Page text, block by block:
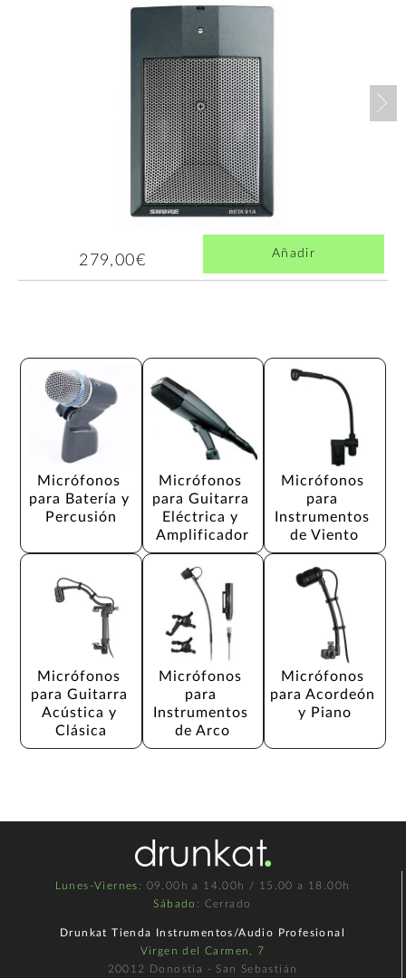
279,00€ Añadir
Micrófonos
para Batería y
Percusión
Micrófonos
para Guitarra
Eléctrica y
Amplificador
Micrófonos
para
Instrumentos
de Viento
Micrófonos
para Guitarra
Acústica y
Clásica
Micrófonos
para
Instrumentos
de Arco
Micrófonos
para Acordeón
y Piano
Lunes-Viernes : 09.00h a 14.00h / 15.00 a 18.00h
Sábado : Cerrado
Drunkat Tienda Instrumentos/Audio Profesional
Virgen del Carmen, 7
20012 Donostia - San Sebastián